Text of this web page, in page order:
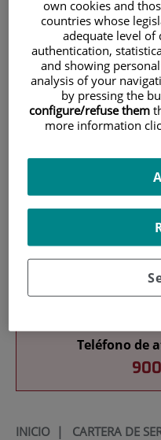
Investigación
Docencia
Teléfono de
INICIO| CARTERA DE
own cookies and
countries whose
adequate level of
authentication,
and showing
analysis of your
by pressing the
configure/refuse them
more information